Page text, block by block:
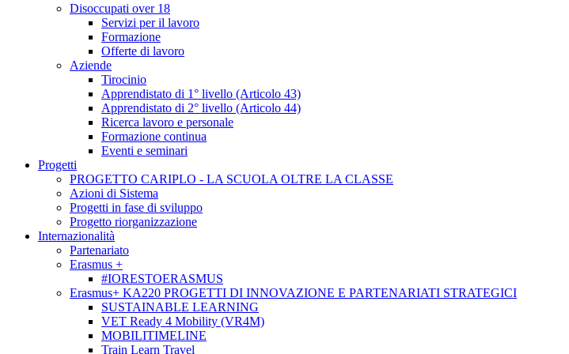
Disoccupati over 18
Servizi per il lavoro
Formazione
Offerte di lavoro
Aziende
Tirocinio
Apprendistato di 1° livello (Articolo 43)
Apprendistato di 2° livello (Articolo 44)
Ricerca lavoro e personale
Formazione continua
Eventi e seminari
Progetti
PROGETTO CARIPLO - LA SCUOLA OLTRE LA CLASSE
Azioni di Sistema
Progetti in fase di sviluppo
Progetto riorganizzazione
Internazionalità
Partenariato
Erasmus +
#IORESTOERASMUS
Erasmus+ KA220 PROGETTI DI INNOVAZIONE E PARTENARIATI STRATEGICI
SUSTAINABLE LEARNING
VET Ready 4 Mobility (VR4M)
MOBILITIMELINE
Train Learn Travel